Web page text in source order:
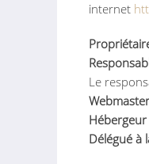
internet
Le
Webmaster
Hébergeur
Délégué à